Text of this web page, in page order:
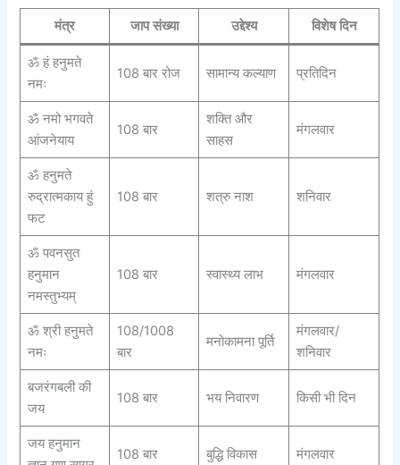
मंत्र जाप संख्या उद्देश्य विशेष दिन
ॐ हं हनुमते
नमः
108 बार रोज सामान्य कल्याण प्रतिदिन
ॐ नमो भगवते
आंजनेयाय
108 बार
शक्ति और
साहस
मंगलवार
ॐ हनुमते
रुद्रात्मकाय हुं
फट
108 बार शत्रु नाश शनिवार
ॐ पवनसुत
हनुमान
नमस्तुभ्यम्
108 बार स्वास्थ्य लाभ मंगलवार
ॐ श्री हनुमते
नमः
108/1008
बार
मनोकामना पूर्ति
मंगलवार/
शनिवार
बजरंगबली की
जय
108 बार भय निवारण किसी भी दिन
जय हनुमान
108 बार बुद्धि विकास मंगलवार